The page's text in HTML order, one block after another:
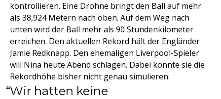
kontrollieren. Eine Drohne bringt den Ball auf mehr
als 38,924 Metern nach oben. Auf dem Weg nach
unten wird der Ball mehr als 90 Stundenkilometer
erreichen. Den aktuellen Rekord hält der Engländer
Jamie Redknapp. Den ehemaligen Liverpool-Spieler
will Nina heute Abend schlagen. Dabei konnte sie die
Rekordhöhe bisher nicht genau simulieren:
Wir hatten keine